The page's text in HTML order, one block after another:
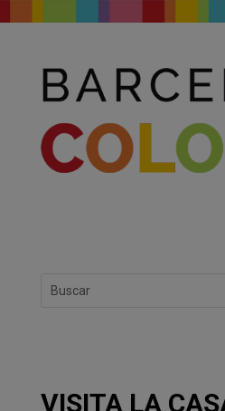
VISITA LA